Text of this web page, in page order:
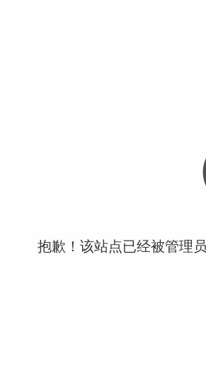
抱歉！该站点已经被管理